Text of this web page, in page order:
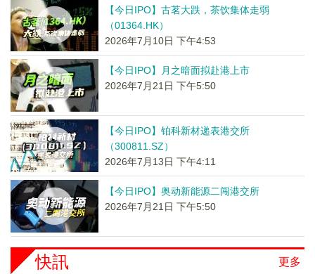
【今日IPO】古茗大跌，茶饮集体走弱
（01364.HK）
2026年7月10日 下午4:53
【今日IPO】月之暗面拟赴港上市
2026年7月21日 下午5:50
【今日IPO】铂科新材递表港交所
（300811.SZ）
2026年7月13日 下午4:11
【今日IPO】奥动新能源二闯港交所
2026年7月21日 下午5:50
更多
快訊